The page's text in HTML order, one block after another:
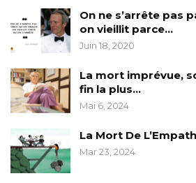
On ne s’arrête pas
on vieillit parce…
Juin 18, 2020
La mort imprévue,
fin la plus…
Mai 6, 2024
La Mort De
Mar 23, 2024